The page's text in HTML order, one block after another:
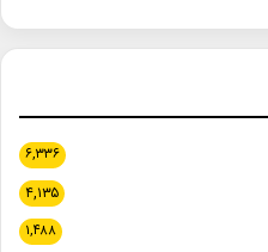
۶,۳۳۶
۴,۱۳۵
۱,۴۸۸